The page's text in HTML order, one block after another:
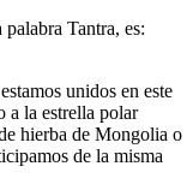
Tantra, es:
unidos en este
a la estrella polar
hierba de Mongolia o
de la misma